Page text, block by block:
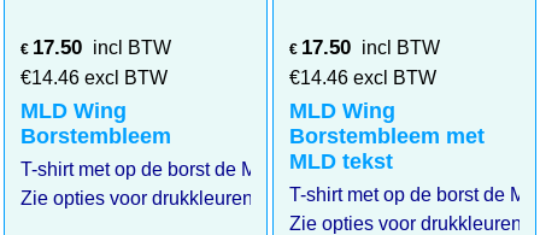
€ 17.50 incl BTW
€14.46 excl BTW
MLD Wing
Borstembleem
T-shirt met op de borst de MLD Wing
Zie opties voor drukkleuren
€ 17.50 incl BTW
€14.46 excl BTW
MLD Wing
Borstembleem met
MLD tekst
T-shirt met op de borst de
Zie opties voor drukkleuren